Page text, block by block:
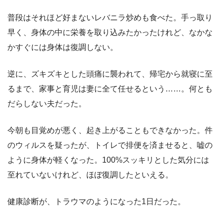
普段はそれほど好まないレバニラ炒めも食べた。手っ取り
早く、身体の中に栄養を取り込みたかったけれど、なかな
かすぐには身体は復調しない。
逆に、ズキズキとした頭痛に襲われて、帰宅から就寝に至
るまで、家事と育児は妻に全て任せるという……。何とも
だらしない夫だった。
今朝も目覚めが悪く、起き上がることもできなかった。件
のウィルスを疑ったが、トイレで排便を済ませると、嘘の
ように身体が軽くなった。100%スッキリとした気分には
至れていないけれど、ほぼ復調したといえる。
健康診断が、トラウマのようになった1日だった。